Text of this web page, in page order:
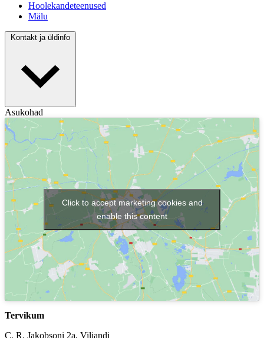
Hoolekandeteenused
Mälu
Kontakt ja üldinfo
Asukohad
Click to accept marketing cookies and
enable this content
Tervikum
C. R. Jakobsoni 2a, Viljandi